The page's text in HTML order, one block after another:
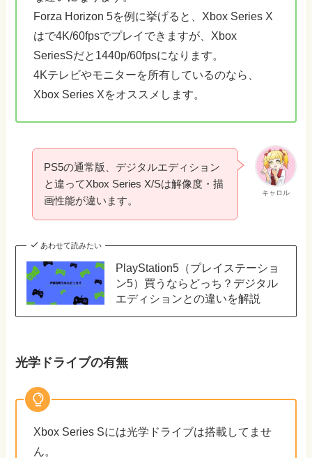
Forza Horizon 5を例に挙げると、Xbox Series X
はで4K/60fpsでプレイできますが、Xbox
SeriesSだと1440p/60fpsになります。
4Kテレビやモニターを所有しているのなら、
Xbox Series Xをオススメします。
キャロル
PS5の通常版、デジタルエディション
と違ってXbox Series X/Sは解像度・描
画性能が違います。
あわせて読みたい
PlayStation5（プレイステーショ
ン5）買うならどっち？デジタル
エディションとの違いを解説
光学ドライブの有無
Xbox Series Sには光学ドライブは搭載してませ
ん。